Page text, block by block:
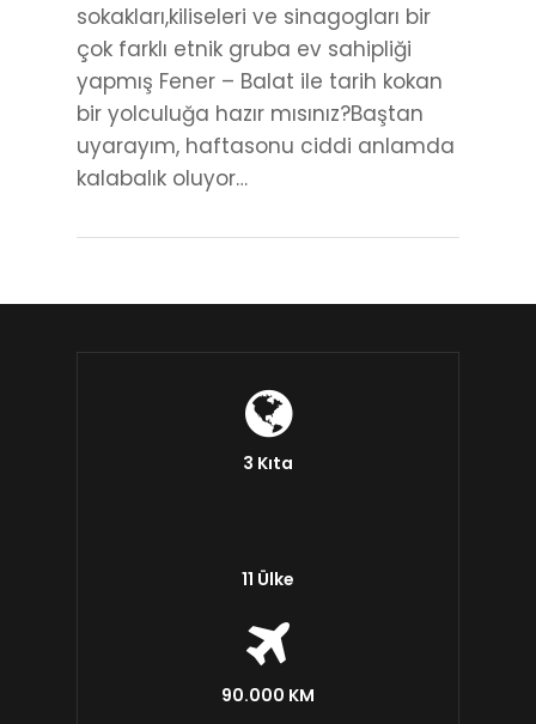
sokakları,kiliseleri ve sinagogları bir
çok farklı etnik gruba ev sahipliği
yapmış Fener – Balat ile tarih kokan
bir yolculuğa hazır mısınız?Baştan
uyarayım, haftasonu ciddi anlamda
kalabalık oluyor…
3 Kıta
11 Ülke
90.000 KM